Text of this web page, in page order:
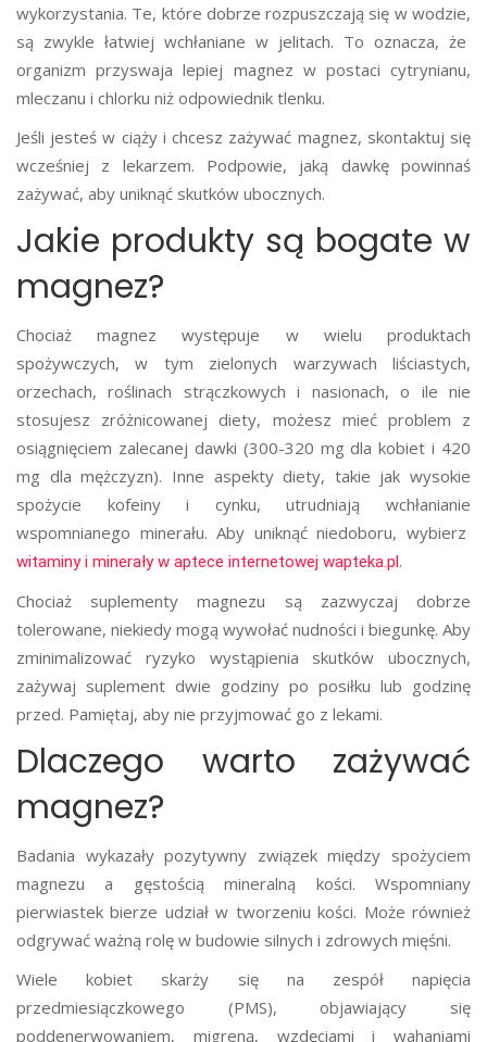
wykorzystania. Te, które dobrze rozpuszczają się w wodzie,
są zwykle łatwiej wchłaniane w jelitach. To oznacza, że
organizm przyswaja lepiej magnez w postaci cytrynianu,
mleczanu i chlorku niż odpowiednik tlenku.
Jeśli jesteś w ciąży i chcesz zażywać magnez, skontaktuj się
wcześniej z lekarzem. Podpowie, jaką dawkę powinnaś
zażywać, aby uniknąć skutków ubocznych.
Jakie produkty są bogate w
magnez?
Chociaż magnez występuje w wielu produktach
spożywczych, w tym zielonych warzywach liściastych,
orzechach, roślinach strączkowych i nasionach, o ile nie
stosujesz zróżnicowanej diety, możesz mieć problem z
osiągnięciem zalecanej dawki (300-320 mg dla kobiet i 420
mg dla mężczyzn). Inne aspekty diety, takie jak wysokie
spożycie kofeiny i cynku, utrudniają wchłanianie
wspomnianego minerału. Aby uniknąć niedoboru, wybierz
witaminy i minerały w aptece internetowej wapteka.pl.
Chociaż suplementy magnezu są zazwyczaj dobrze
tolerowane, niekiedy mogą wywołać nudności i biegunkę. Aby
zminimalizować ryzyko wystąpienia skutków ubocznych,
zażywaj suplement dwie godziny po posiłku lub godzinę
przed. Pamiętaj, aby nie przyjmować go z lekami.
Dlaczego warto zażywać
magnez?
Badania wykazały pozytywny związek między spożyciem
magnezu a gęstością mineralną kości. Wspomniany
pierwiastek bierze udział w tworzeniu kości. Może również
odgrywać ważną rolę w budowie silnych i zdrowych mięśni.
Wiele kobiet skarży się na zespół napięcia
przedmiesiączkowego (PMS), objawiający się
poddenerwowaniem, migreną, wzdęciami i wahaniami